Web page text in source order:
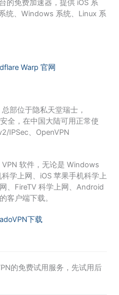
的免费加速器，提供 iOS 系
统、Windows 系统、Linux 系
Warp 官网
部位于隐私天堂瑞士，
全，在中国大陆可用正常使
IPSec、OpenVPN
软件，无论是 Windows
学上网、iOS 苹果手机科学上
、FireTV 科学上网、Android
客户端下载。
下载
的免费试用服务，先试用后